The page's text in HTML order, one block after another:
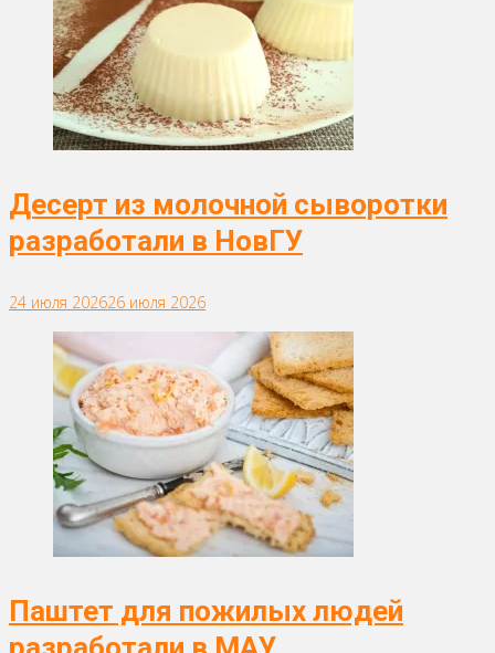
Десерт из молочной сыворотки
разработали в НовГУ
24 июля 202626 июля 2026
Паштет для пожилых людей